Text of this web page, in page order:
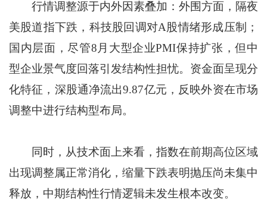
行情调整源于内外因素叠加：外围方面，隔夜
美股道指下跌，科技股回调对A股情绪形成压制；
国内层面，尽管8月大型企业PMI保持扩张，但中
型企业景气度回落引发结构性担忧。资金面呈现分
化特征，深股通净流出9.87亿元，反映外资在市场
调整中进行结构型布局。
同时，从技术面上来看，指数在前期高位区域
出现调整属正常消化，缩量下跌表明抛压尚未集中
释放，中期结构性行情逻辑未发生根本改变。